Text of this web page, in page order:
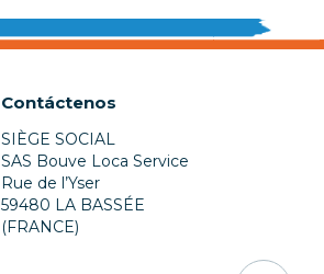
Contáctenos
SIÈGE SOCIAL
SAS Bouve Loca Service
Rue de l’Yser
59480 LA BASSÉE
(FRANCE)